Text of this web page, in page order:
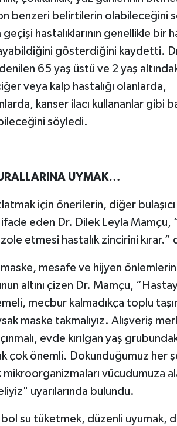
benzeri belirtilerin olabileceğini
hastalıklarının genellikle bir
gösterdiğini kaydetti.
denilen 65 yaş üstü ve 2 yaş
veya kalp hastalığı olanlarda,
kanser ilacı kullananlar gibi
söyledi.
UYMAK…
için önerilerin, diğer bulaşıcı
eden Dr. Dilek Leyla Mamçu,
etmesi hastalık zincirini kırar.”
mesafe ve hijyen
altını çizen Dr. Mamçu,
mecbur kalmadıkça toplu
maske takmalıyız. Alışveriş
evde kırılgan yaş
çok önemli. Dokunduğumuz her
vücudumuza
uyarılarında bulundu.
bol su tüketmek, düzenli uyumak,